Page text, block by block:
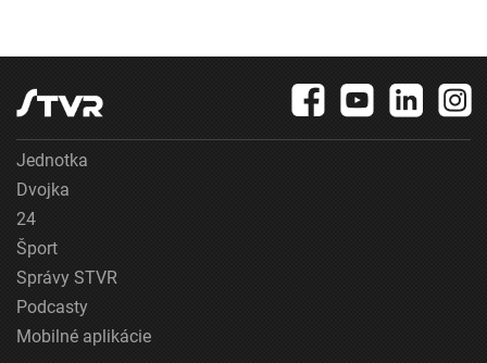
Jednotka
Dvojka
24
Šport
Správy STVR
Podcasty
Mobilné aplikácie